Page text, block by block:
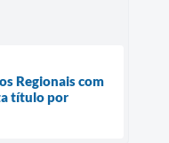
Regionais com
título por